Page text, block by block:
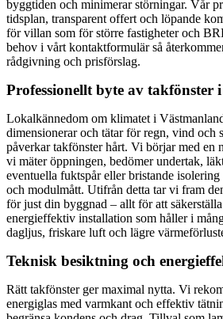
byggtiden och minimerar störningar. Vår
tidsplan, transparent offert och löpande
för villan som för större fastigheter och
behov i vårt kontaktformulär så
rådgivning och prisförslag.
Professionellt byte av takfönster
Lokalkännedom om klimatet i
dimensionerar och tätar för regn, vind och
påverkar takfönster hårt. Vi börjar med en
vi mäter öppningen, bedömer undertak,
eventuella fuktspår eller bristande
och modulmått. Utifrån detta tar vi fram
för just din byggnad – allt för att
energieffektiv installation som håller i
dagljus, friskare luft och lägre
Teknisk besiktning och
Rätt takfönster ger maximal nytta. Vi
energiglas med varmkant och effektiv